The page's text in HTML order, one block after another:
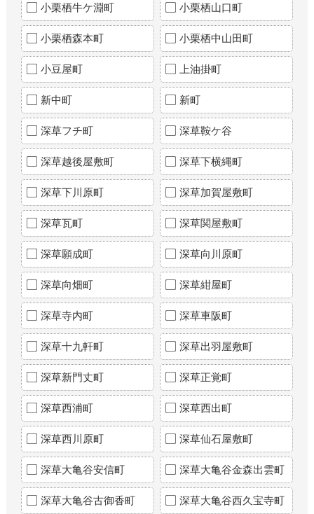
小栗栖牛ケ淵町 小栗栖山口町
小栗栖森本町 小栗栖中山田町
小豆屋町 上油掛町
新中町 新町
深草フチ町 深草鞍ケ谷
深草越後屋敷町 深草下横縄町
深草下川原町 深草加賀屋敷町
深草瓦町 深草関屋敷町
深草願成町 深草向川原町
深草向畑町 深草紺屋町
深草寺内町 深草車阪町
深草十九軒町 深草出羽屋敷町
深草新門丈町 深草正覚町
深草西浦町 深草西出町
深草西川原町 深草仙石屋敷町
深草大亀谷安信町 深草大亀谷金森出雲町
深草大亀谷古御香町 深草大亀谷西久宝寺町